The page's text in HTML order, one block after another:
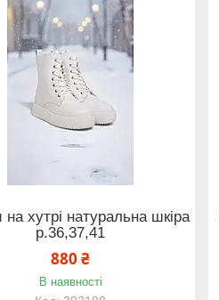
хутрі натуральна шкіра
р.36,37,41
880 ₴
В наявності